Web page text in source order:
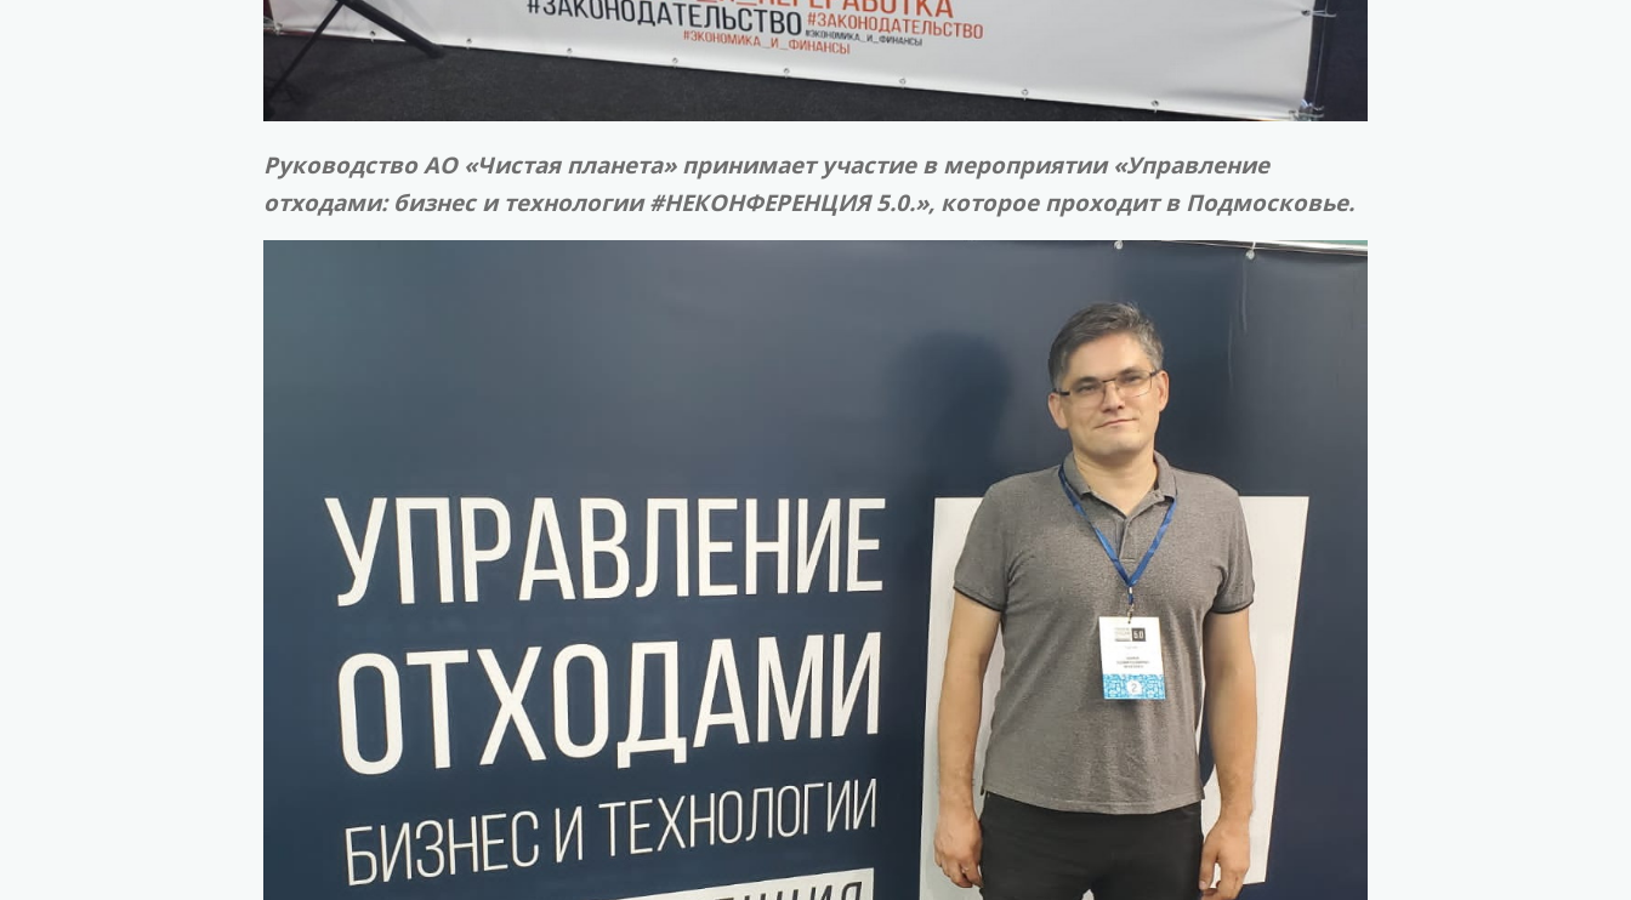
Руководство АО «Чистая планета» принимает участие в мероприятии «Управление
отходами: бизнес и технологии #НЕКОНФЕРЕНЦИЯ 5.0.», которое проходит в Подмосковье.